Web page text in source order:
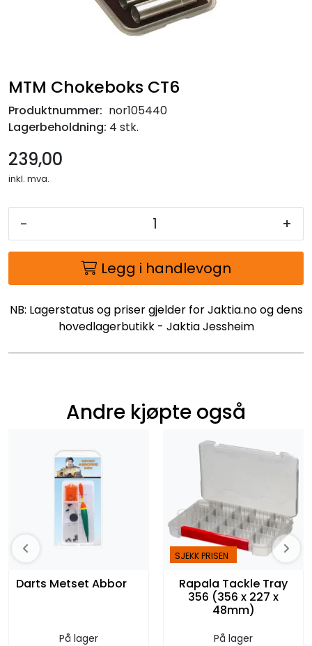
MTM Chokeboks CT6
Produktnummer: nor105440
Lagerbeholdning: 4 stk.
239,00
inkl. mva.
- +
Legg i handlevogn
NB: Lagerstatus og priser gjelder for Jaktia.no og dens
hovedlagerbutikk - Jaktia Jessheim
Andre kjøpte også
Darts Metset Abbor
På lager
SJEKK PRISEN
Rapala Tackle Tray
356 (356 x 227 x
48mm)
På lager